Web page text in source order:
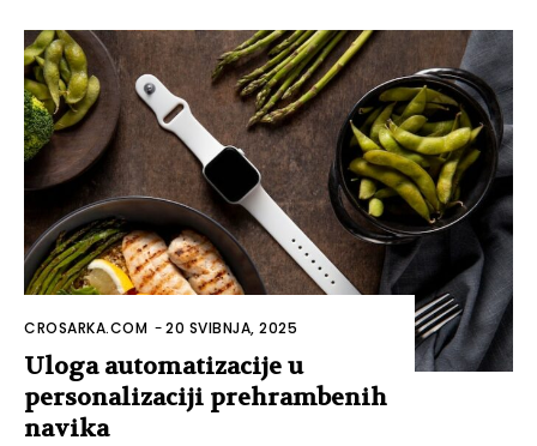
CROSARKA.COM -20 SVIBNJA, 2025
Uloga automatizacije u
personalizaciji prehrambenih
navika